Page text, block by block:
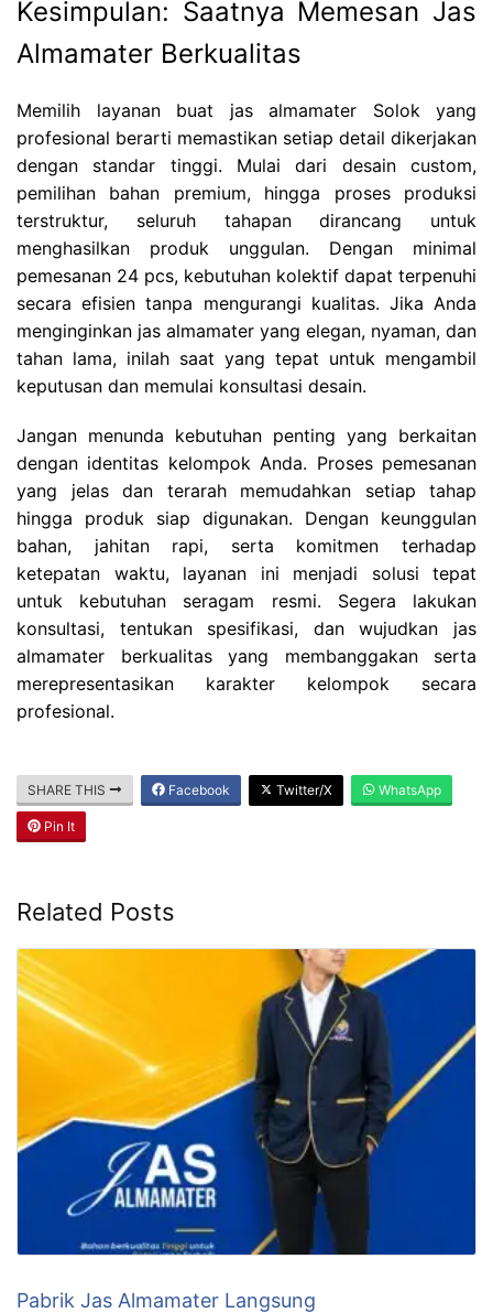
Kesimpulan: Saatnya Memesan Jas
Almamater Berkualitas
Memilih layanan buat jas almamater Solok yang
profesional berarti memastikan setiap detail dikerjakan
dengan standar tinggi. Mulai dari desain custom,
pemilihan bahan premium, hingga proses produksi
terstruktur, seluruh tahapan dirancang untuk
menghasilkan produk unggulan. Dengan minimal
pemesanan 24 pcs, kebutuhan kolektif dapat terpenuhi
secara efisien tanpa mengurangi kualitas. Jika Anda
menginginkan jas almamater yang elegan, nyaman, dan
tahan lama, inilah saat yang tepat untuk mengambil
keputusan dan memulai konsultasi desain.
Jangan menunda kebutuhan penting yang berkaitan
dengan identitas kelompok Anda. Proses pemesanan
yang jelas dan terarah memudahkan setiap tahap
hingga produk siap digunakan. Dengan keunggulan
bahan, jahitan rapi, serta komitmen terhadap
ketepatan waktu, layanan ini menjadi solusi tepat
untuk kebutuhan seragam resmi. Segera lakukan
konsultasi, tentukan spesifikasi, dan wujudkan jas
almamater berkualitas yang membanggakan serta
merepresentasikan karakter kelompok secara
profesional.
SHARE THIS Facebook Twitter/X WhatsApp
Pin It
Related Posts
Pabrik Jas Almamater Langsung